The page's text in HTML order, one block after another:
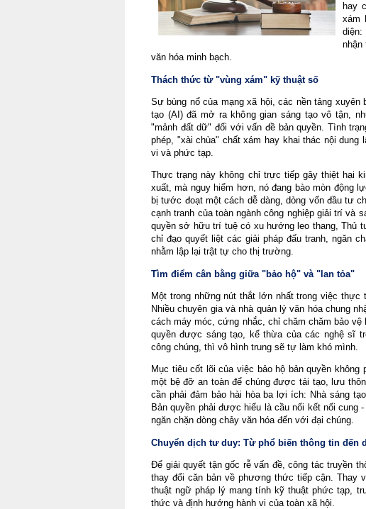
hay
xám
diện:
nhận
văn hóa minh bạch.
Thách thức từ "vùng xám" kỹ thuật số
Sự bùng nổ của mạng xã hội, các nền tảng
tạo (AI) đã mở ra không gian sáng tạo vô tận,
"mảnh đất dữ" đối với vấn đề bản quyền. Tình
phép, "xài chùa" chất xám hay khai thác nội dung
vi và phức tạp.
Thực trạng này không chỉ trực tiếp gây thiệt hại
xuất, mà nguy hiểm hơn, nó đang bào mòn động
bị tước đoạt một cách dễ dàng, dòng vốn đầu tư
cạnh tranh của toàn ngành công nghiệp giải trí và
quyền sở hữu trí tuệ có xu hướng leo thang, Thủ
chỉ đạo quyết liệt các giải pháp đấu tranh, ngăn
nhằm lập lại trật tự cho thị trường.
Tìm điểm cân bằng giữa "bảo hộ" và "lan tỏa"
Một trong những nút thắt lớn nhất trong việc
Nhiều chuyên gia và nhà quản lý văn hóa chung
cách máy móc, cứng nhắc, chỉ chăm chăm bảo
quyền được sáng tạo, kế thừa của các nghệ sĩ
công chúng, thì vô hình trung sẽ tự làm khó mình.
Mục tiêu cốt lõi của việc bảo hộ bản quyền
một bệ đỡ an toàn để chúng được tái tạo, lưu
cần phải đảm bảo hài hòa ba lợi ích: Nhà sáng
Bản quyền phải được hiểu là cầu nối kết nối cung
ngăn chặn dòng chảy văn hóa đến với đại chúng.
Chuyển dịch tư duy: Từ phổ biến thông tin đến
Để giải quyết tận gốc rễ vấn đề, công tác truyền
thay đổi căn bản về phương thức tiếp cận. Thay
thuật ngữ pháp lý mang tính kỹ thuật phức tạp,
thức và định hướng hành vi của toàn xã hội.